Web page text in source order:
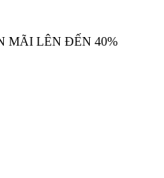
MÃI LÊN ĐẾN 40%